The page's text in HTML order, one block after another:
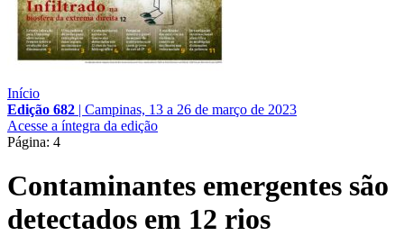
Início
Edição 682 | Campinas, 13 a 26 de março de 2023
Acesse a íntegra da edição
Página: 4
Contaminantes emergentes são
detectados em 12 rios